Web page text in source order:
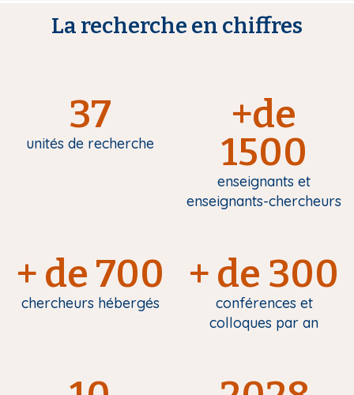
La recherche en chiffres
37
unités de recherche
+de
1500
enseignants et
enseignants-chercheurs
+ de 700
chercheurs hébergés
+ de 300
conférences et
colloques par an